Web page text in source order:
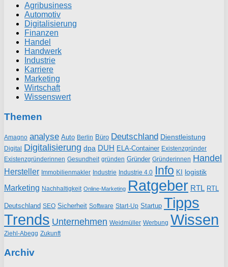
Agribusiness
Automotiv
Digitalisierung
Finanzen
Handel
Handwerk
Industrie
Karriere
Marketing
Wirtschaft
Wissenswert
Themen
Amagno analyse Auto Berlin Büro Deutschland Dienstleistung
Digital Digitalisierung dpa DUH ELA-Container Existenzgründer
Existenzgründerinnen Gesundheit gründen Gründer Gründerinnen Handel
Hersteller Immobilienmakler Industrie Industrie 4.0 Info KI logistik
Marketing Nachhaltigkeit Online-Marketing Ratgeber RTL RTL
Deutschland SEO Sicherheit Software Start-Up Startup Tipps
Trends Unternehmen Weidmüller Werbung Wissen
Ziehl-Abegg Zukunft
Archiv